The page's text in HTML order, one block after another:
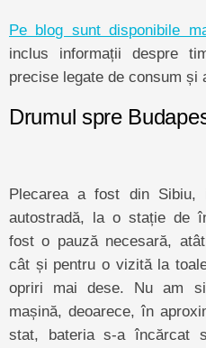
Pe blog sunt disponibile
inclus informații despre
precise legate de consum și
Drumul spre
Plecarea a fost din
autostradă, la o stație de
fost o pauză necesară,
cât și pentru o vizită la
opriri mai dese. Nu am
mașină, deoarece, în
stat, bateria s-a încărcat